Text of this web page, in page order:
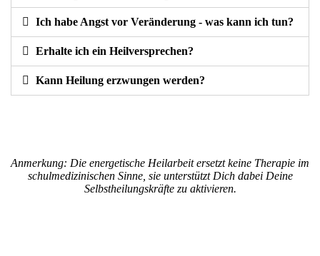
Ich habe Angst vor Veränderung - was kann ich tun?
Erhalte ich ein Heilversprechen?
Kann Heilung erzwungen werden?
Anmerkung: Die energetische Heilarbeit ersetzt keine Therapie im
schulmedizinischen Sinne, sie unterstützt Dich dabei Deine
Selbstheilungskräfte zu aktivieren.